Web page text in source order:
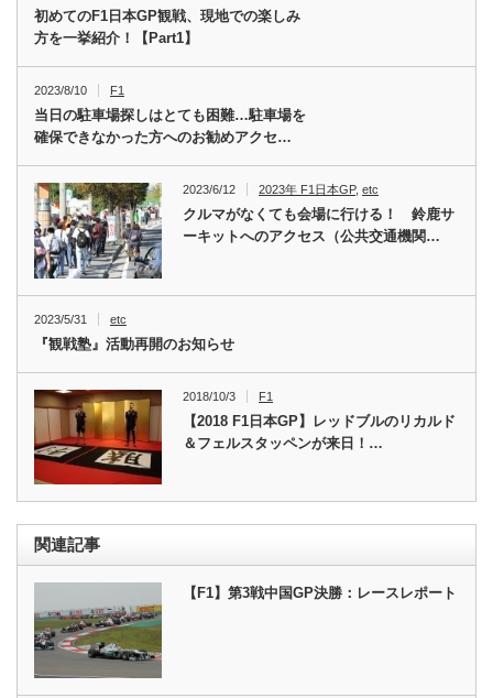
初めてのF1日本GP観戦、現地での楽しみ
方を一挙紹介！【Part1】
2023/8/10 F1
当日の駐車場探しはとても困難…駐車場を
確保できなかった方へのお勧めアクセ…
2023/6/12 2023年 F1日本GP,etc
クルマがなくても会場に行ける！ 鈴鹿サ
ーキットへのアクセス（公共交通機関…
2023/5/31 etc
『観戦塾』活動再開のお知らせ
2018/10/3 F1
【2018 F1日本GP】レッドブルのリカルド
＆フェルスタッペンが来日！…
関連記事
【F1】第3戦中国GP決勝：レースレポート